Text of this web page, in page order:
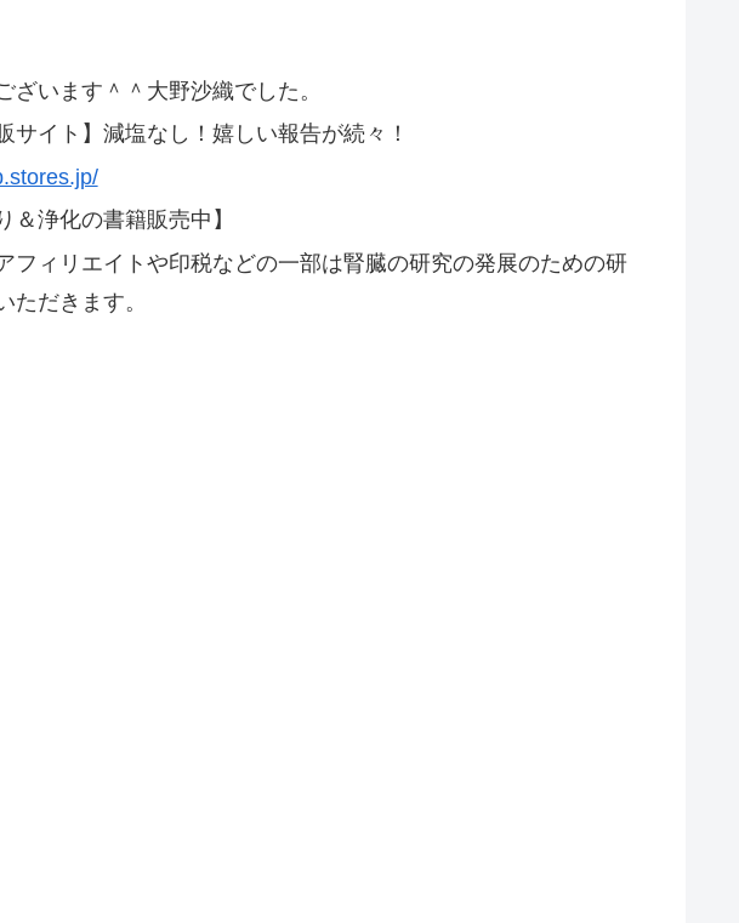
います＾＾大野沙織でした。
サイト】減塩なし！嬉しい報告が続々！
＆浄化の書籍販売中】
フィリエイトや印税などの一部は腎臓の研究の発展のための研
ただきます。